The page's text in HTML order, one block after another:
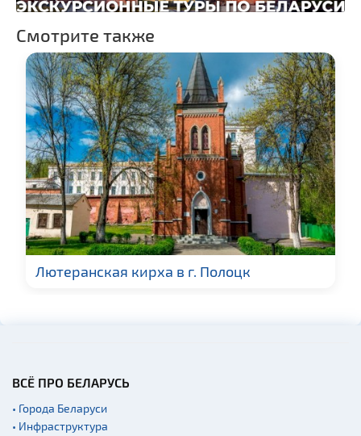
Гражданская
Замки и дворцы
Церкви
Музеи
Галереи
Памятники природы
Производства
Военная история
Новости
Озера и водоемы
Родовые усадьбы
Концертные залы
Смотрите также
Лютеранская кирха в г. Полоцк
ВСЁ ПРО БЕЛАРУСЬ
• Города Беларуси
• Инфраструктура